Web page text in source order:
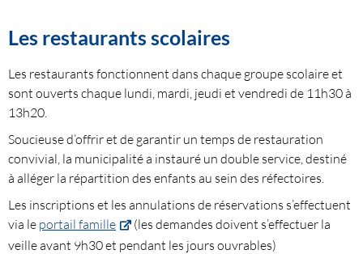
Les restaurants scolaires
Les restaurants fonctionnent dans chaque groupe scolaire et
sont ouverts chaque lundi, mardi, jeudi et vendredi de 11h30 à
13h20.
Soucieuse d’offrir et de garantir un temps de restauration
convivial, la municipalité a instauré un double service, destiné
à alléger la répartition des enfants au sein des réfectoires.
Les inscriptions et les annulations de réservations s’effectuent
via le portail famille
(les demandes doivent s’effectuer la
veille avant 9h30 et pendant les jours ouvrables)